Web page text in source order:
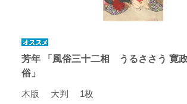
芳年 「風俗三十二相 うるささう 寛
俗」
木版 大判 1枚